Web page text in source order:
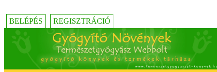
BELÉPÉS REGISZTRÁCIÓ